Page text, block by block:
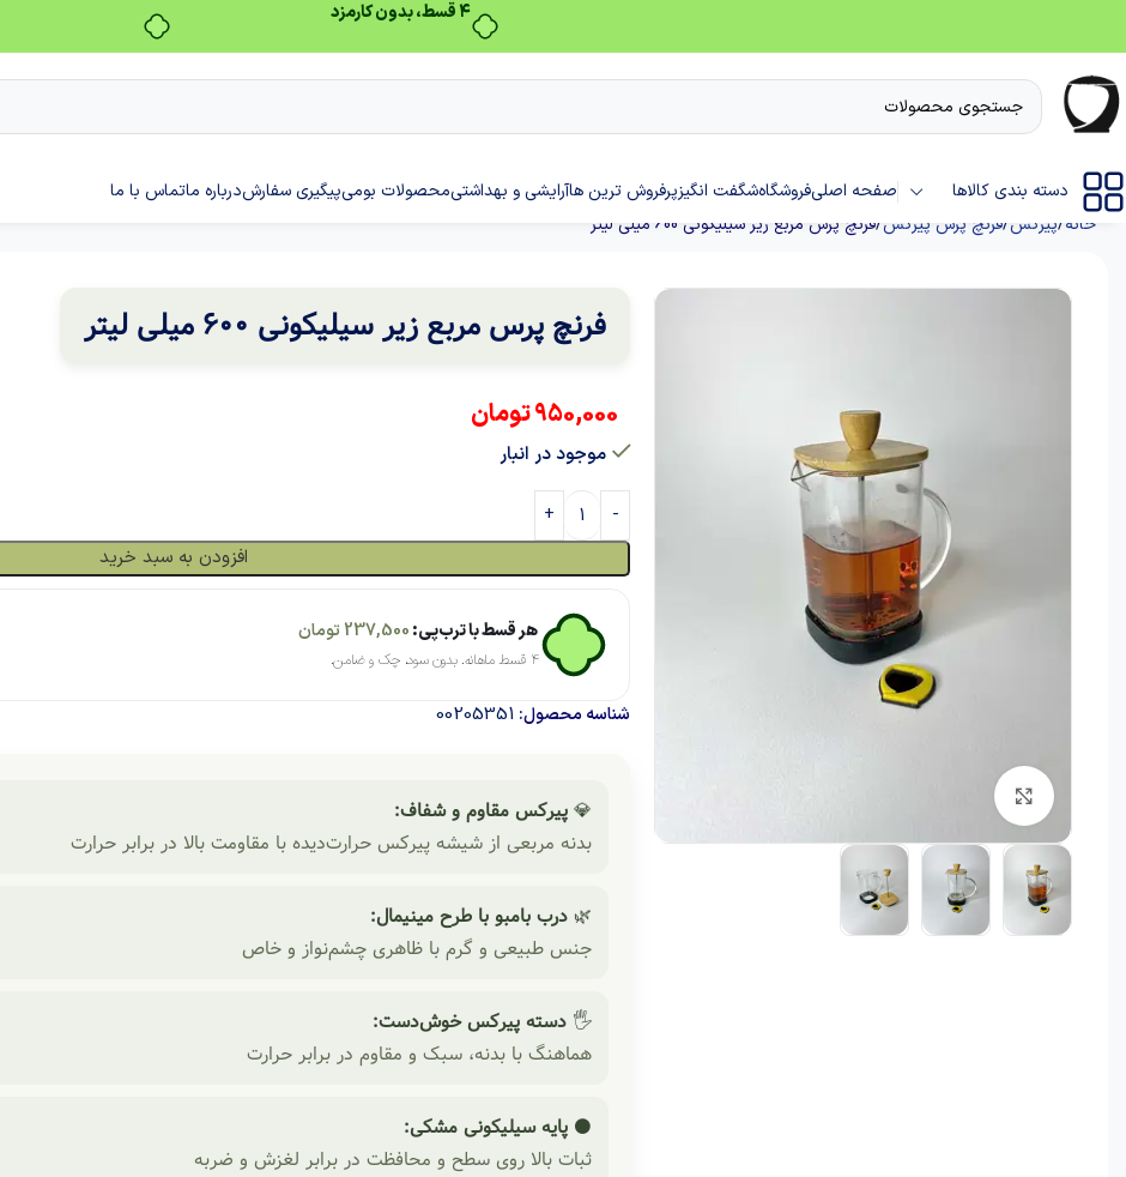
بدون ضامن، بدون سود
دسته بندی کالاها صفحه اصلیفروشگاهشگفت انگیزپرفروش ترین هاآرایشی و بهداشتیمحصولات بومیپیگیری سفارشدرباره ماتماس با ما
خانه پیرکس فرنچ پرس پیرکس فرنچ پرس مربع زیر سیلیکونی 600 میلی لیتر
فرنچ پرس مربع زیر سیلیکونی 600 میلی لیتر
950,000تومان
موجود در انبار
افزودن به سبد خرید
هر قسط با ترب‌پی:237,500تومان
۴ قسط ماهانه. بدون سود، چک و ضامن.
شناسه محصول: 00205351
💎 پیرکس مقاوم و شفاف:
بدنه مربعی از شیشه پیرکس حرارت‌دیده با مقاومت بالا در برابر حرارت
🌿 درب بامبو با طرح مینیمال:
جنس طبیعی و گرم با ظاهری چشم‌نواز و خاص
🖐️ دسته پیرکس خوش‌دست:
هماهنگ با بدنه، سبک و مقاوم در برابر حرارت
⚫ پایه سیلیکونی مشکی:
ثبات بالا روی سطح و محافظت در برابر لغزش و ضربه